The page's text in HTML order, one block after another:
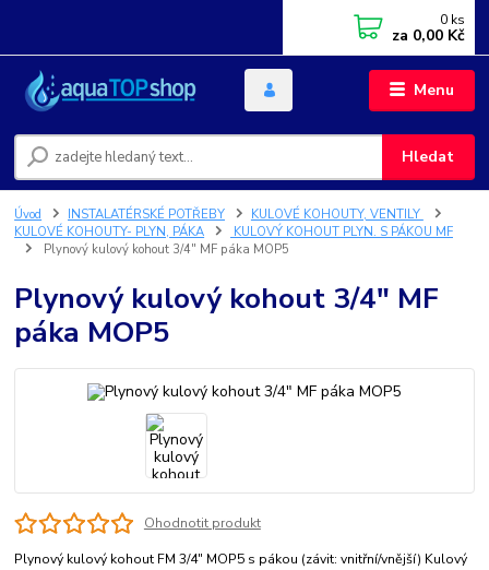
Menu
Hledat
0 ks
za 0,00 Kč
Úvod INSTALATÉRSKÉ POTŘEBY
KULOVÉ KOHOUTY, VENTILY
KULOVÉ KOHOUTY- PLYN, PÁKA
KULOVÝ KOHOUT PLYN. S PÁKOU MF
Plynový kulový kohout 3/4" MF páka MOP5
Plynový kulový kohout 3/4" MF
páka MOP5
Ohodnotit produkt
Plynový kulový kohout FM 3/4" MOP5 s pákou (závit: vnitřní/vnější) Kulový